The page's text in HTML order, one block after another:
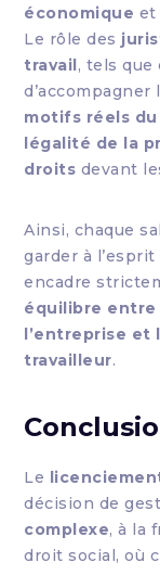
économique et
Le rôle des
travail, tels
motifs réels
légalité de la
droits devant
Ainsi, chaque
garder à
encadre
équilibre entre
l’entreprise et
travailleur.
Le
décision de
complexe, à la
droit social, où